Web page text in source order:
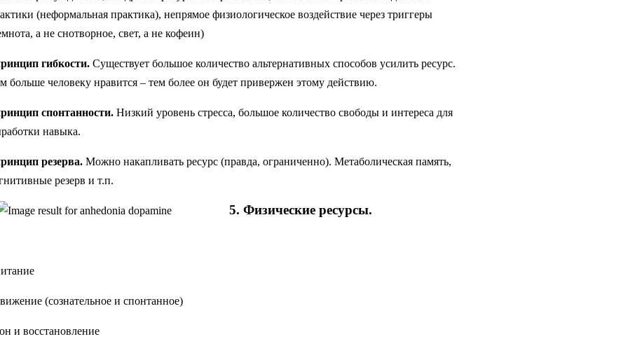
(неформальная практика), непрямое физиологическое воздействие через триггеры
а не снотворное, свет, а не кофеин)
гибкости. Существует большое количество альтернативных способов усилить ресурс.
больше человеку нравится – тем более он будет привержен этому действию.
спонтанности. Низкий уровень стресса, большое количество свободы и интереса для
навыка.
резерва. Можно накапливать ресурс (правда, ограниченно). Метаболическая память,
резерв и т.п.
5. Физические ресурсы.
(сознательное и спонтанное)
и восстановление